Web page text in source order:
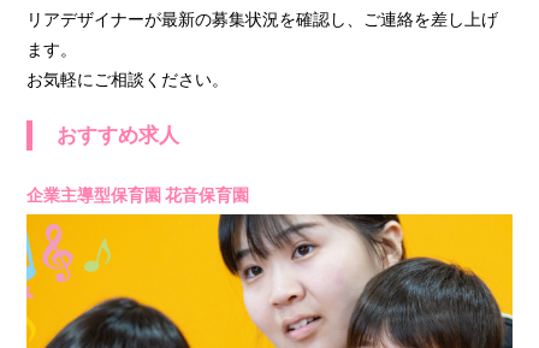
リアデザイナーが最新の募集状況を確認し、ご連絡を差し上げ
ます。
お気軽にご相談ください。
おすすめ求人
企業主導型保育園 花音保育園